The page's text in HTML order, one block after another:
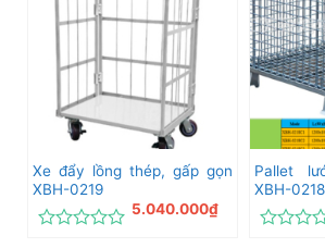
sao
sao
Xe đẩy lồng thép, gấp gọn
XBH-0219
5.040.000₫
Pallet
XBH-0218